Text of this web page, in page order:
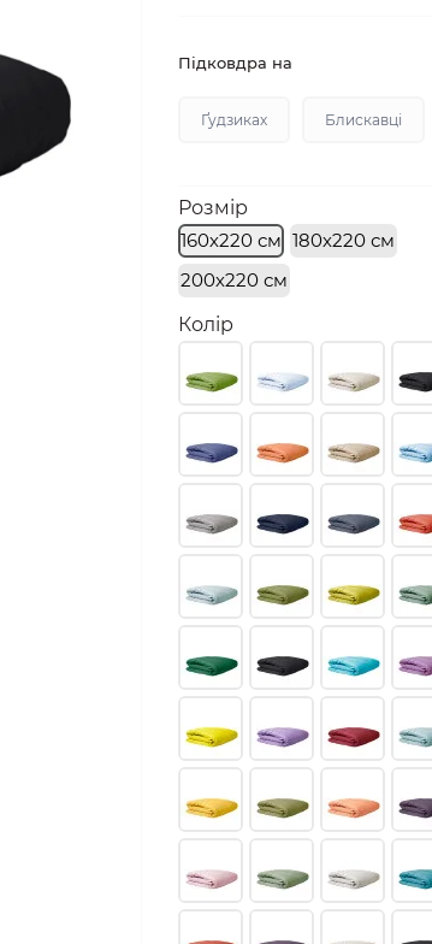
Підковдра на
Ґудзиках Блискавці
Розмір
160х220 см 180х220 см
200х220 см
Колір